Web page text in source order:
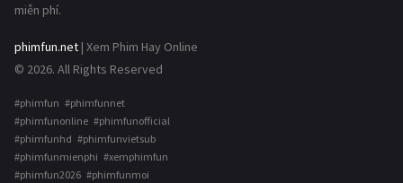
miễn phí.
phimfun.net | Xem Phim Hay Online
© 2026. All Rights Reserved
#phimfun #phimfunnet
#phimfunonline #phimfunofficial
#phimfunhd #phimfunvietsub
#phimfunmienphi #xemphimfun
#phimfun2026 #phimfunmoi